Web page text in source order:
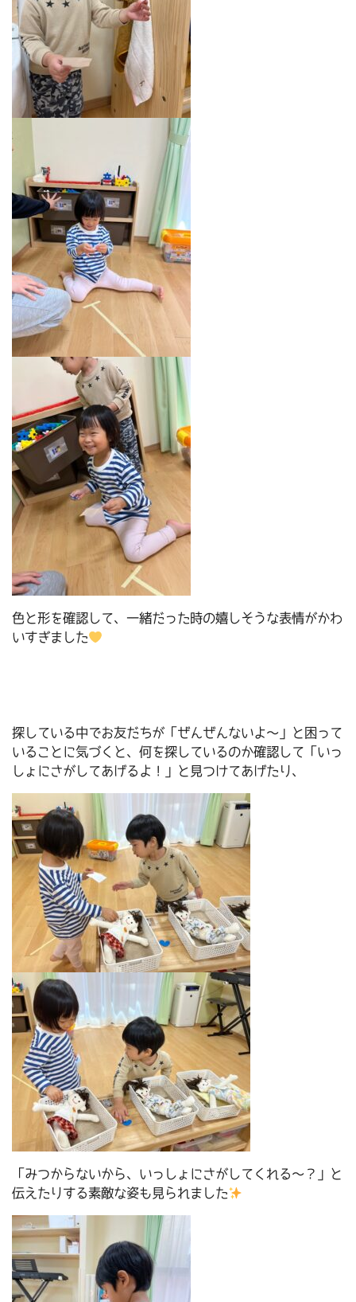
色と形を確認して、一緒だった時の嬉しそうな表情がかわ
いすぎました
探している中でお友だちが「ぜんぜんないよ～」と困って
いることに気づくと、何を探しているのか確認して「いっ
しょにさがしてあげるよ！」と見つけてあげたり、
「みつからないから、いっしょにさがしてくれる～？」と
伝えたりする素敵な姿も見られました